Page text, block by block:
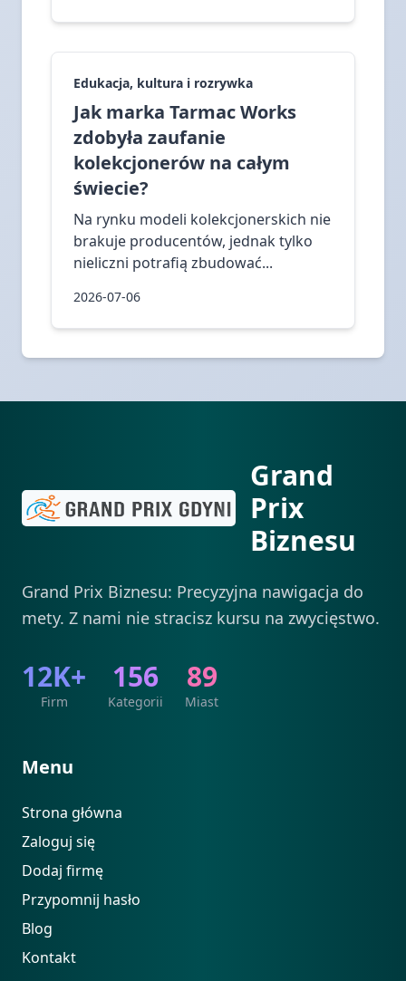
Edukacja, kultura i rozrywka
Jak marka Tarmac Works
zdobyła zaufanie
kolekcjonerów na całym
świecie?
Na rynku modeli kolekcjonerskich nie
brakuje producentów, jednak tylko
nieliczni potrafią zbudować...
2026-07-06
Grand
Prix
Biznesu
Grand Prix Biznesu: Precyzyjna nawigacja do
mety. Z nami nie stracisz kursu na zwycięstwo.
12K+
Firm
156
Kategorii
89
Miast
Menu
Strona główna
Zaloguj się
Dodaj firmę
Przypomnij hasło
Blog
Kontakt